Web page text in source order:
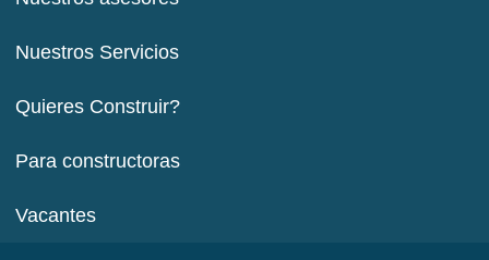
Nuestros Servicios
Quieres Construir?
Para constructoras
Vacantes